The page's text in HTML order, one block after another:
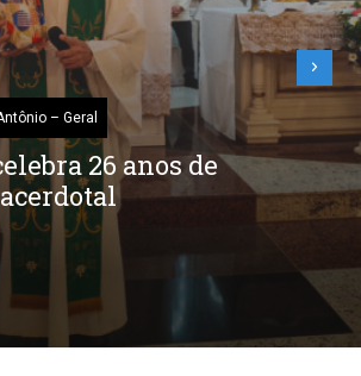
– Saúde
alagamento no bloco
Santo Antônio e
de cirurgias pela